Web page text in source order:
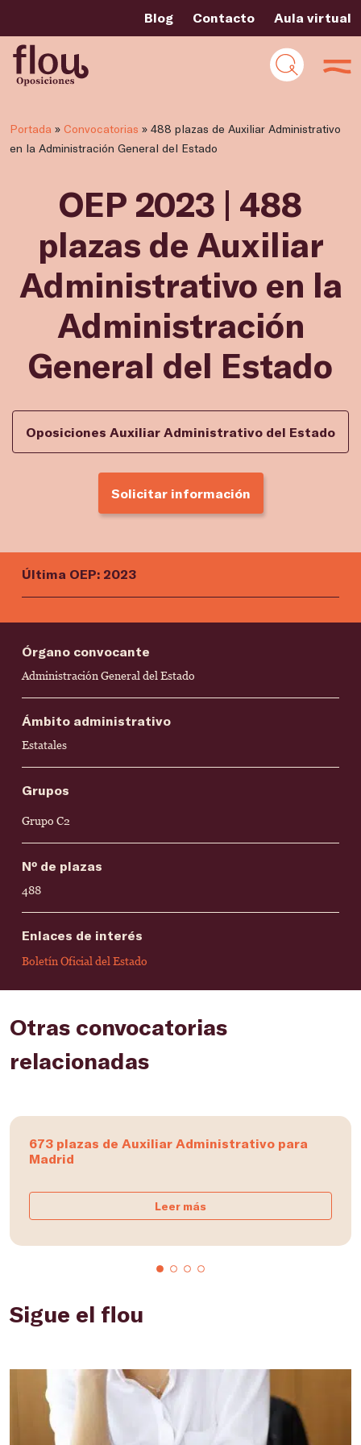
Blog Contacto Aula virtual
Portada » Convocatorias » 488 plazas de Auxiliar Administrativo
en la Administración General del Estado
OEP 2023 | 488
plazas de Auxiliar
Administrativo en la
Administración
General del Estado
Oposiciones Auxiliar Administrativo del Estado
Solicitar información
Última OEP: 2023
Órgano convocante
Administración General del Estado
Ámbito administrativo
Estatales
Grupos
Grupo C2
Nº de plazas
488
Enlaces de interés
Boletín Oficial del Estado
Otras convocatorias
relacionadas
673 plazas de Auxiliar Administrativo para
Madrid
Leer más
Sigue el flou